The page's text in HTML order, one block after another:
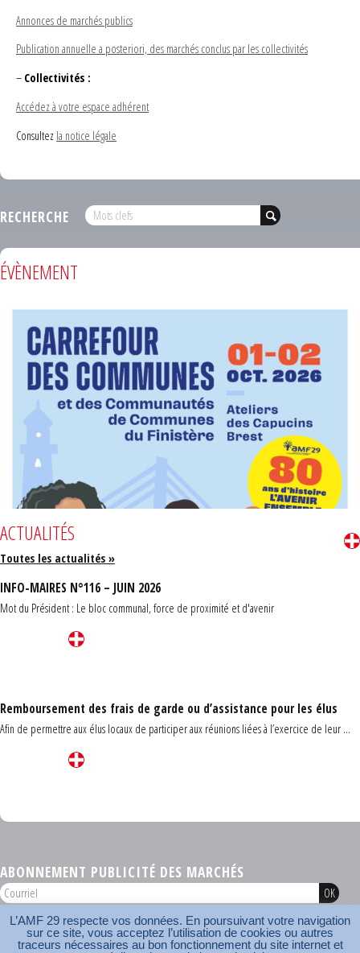
Annonces de marchés publics
Publication annuelle a posteriori, des marchés conclus par les collectivités
– Collectivités :
Accédez à votre espace adhérent
Consultez la notice légale
RECHERCHE
ÉVÈNEMENT
ACTUALITÉS
Toutes les actualités »
INFO-MAIRES N°116 – JUIN 2026
Mot du Président : Le bloc communal, force de proximité et d'avenir
Remboursement des frais de garde ou d’assistance pour les élus
Afin de permettre aux élus locaux de participer aux réunions liées à l’exercice de leur ...
ABONNEMENT PUBLICITÉ DES MARCHÉS
AMF 29 © 2026
Plan du site Nos coordonnées Mentions légales Contact
L’AMF 29 respecte vos données. En poursuivant votre navigation
sur ce site, vous acceptez l’utilisation de cookies ou autres
traceurs nécessaires au bon fonctionnement du site internet et